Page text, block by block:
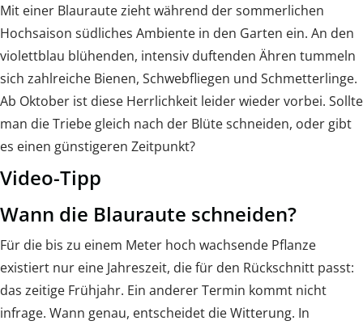
Mit einer Blauraute zieht während der sommerlichen
Hochsaison südliches Ambiente in den Garten ein. An den
violettblau blühenden, intensiv duftenden Ähren tummeln
sich zahlreiche Bienen, Schwebfliegen und Schmetterlinge.
Ab Oktober ist diese Herrlichkeit leider wieder vorbei. Sollte
man die Triebe gleich nach der Blüte schneiden, oder gibt
es einen günstigeren Zeitpunkt?
Video-Tipp
Wann die Blauraute schneiden?
Für die bis zu einem Meter hoch wachsende Pflanze
existiert nur eine Jahreszeit, die für den Rückschnitt passt:
das zeitige Frühjahr. Ein anderer Termin kommt nicht
infrage. Wann genau, entscheidet die Witterung. In